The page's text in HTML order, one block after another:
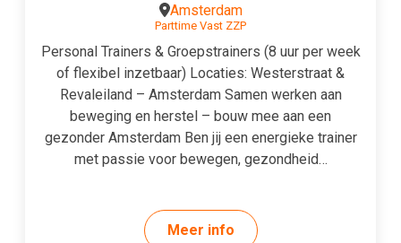
Amsterdam
Parttime Vast ZZP
Personal Trainers & Groepstrainers (8 uur per week
of flexibel inzetbaar) Locaties: Westerstraat &
Revaleiland – Amsterdam Samen werken aan
beweging en herstel – bouw mee aan een
gezonder Amsterdam Ben jij een energieke trainer
met passie voor bewegen, gezondheid…
Meer info